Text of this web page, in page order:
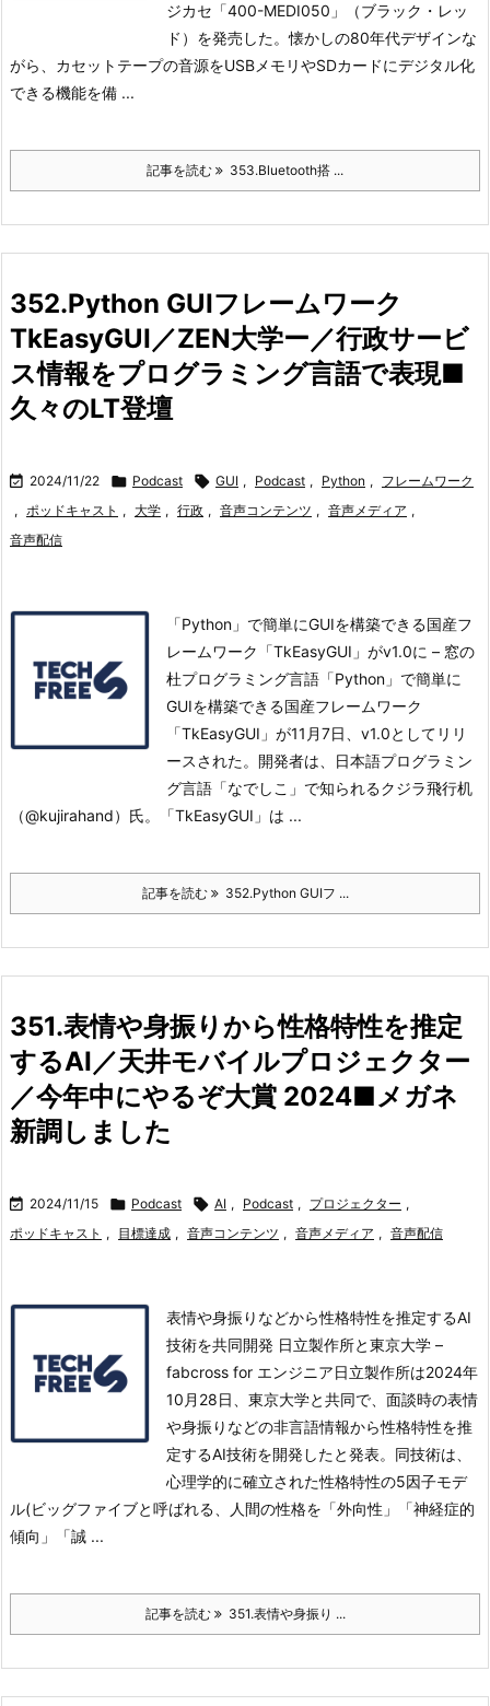
ジカセ「400-MEDI050」（ブラック・レッ
ド）を発売した。懐かしの80年代デザインな
がら、カセットテープの音源をUSBメモリやSDカードにデジタル化
できる機能を備 ...
記事を読む 353.Bluetooth搭 ...
352.Python GUIフレームワーク
TkEasyGUI／ZEN大学ー／行政サービ
ス情報をプログラミング言語で表現■
久々のLT登壇
 2024/11/22  Podcast  GUI , Podcast , Python , フレームワーク
, ポッドキャスト , 大学 , 行政 , 音声コンテンツ , 音声メディア ,
音声配信
「Python」で簡単にGUIを構築できる国産フ
レームワーク「TkEasyGUI」がv1.0に – 窓の
杜プログラミング言語「Python」で簡単に
GUIを構築できる国産フレームワーク
「TkEasyGUI」が11月7日、v1.0としてリリ
ースされた。 開発者は、日本語プログラミン
グ言語「なでしこ」で知られるクジラ飛行机
（@kujirahand）氏。
「TkEasyGUI」は ...
記事を読む 352.Python GUIフ ...
351.表情や身振りから性格特性を推定
するAI／天井モバイルプロジェクター
／今年中にやるぞ大賞 2024■メガネ
新調しました
 2024/11/15  Podcast  AI , Podcast , プロジェクター ,
ポッドキャスト , 目標達成 , 音声コンテンツ , 音声メディア , 音声配信
表情や身振りなどから性格特性を推定するAI
技術を共同開発 日立製作所と東京大学 –
fabcross for エンジニア日立製作所は2024年
10月28日、東京大学と共同で、面談時の表情
や身振りなどの非言語情報から性格特性を推
定するAI技術を開発したと発表。 同技術は、
心理学的に確立された性格特性の5因子モデ
ル(ビッグファイブと呼ばれる、人間の性格を「外向性」「神経症的
傾向」「誠 ...
記事を読む 351.表情や身振り ...